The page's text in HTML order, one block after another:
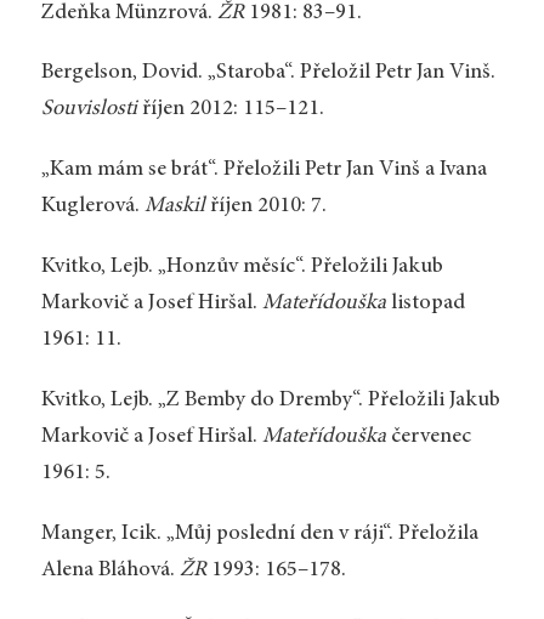
Zdeňka Münzrová. ŽR 1981: 83–91.
Bergelson, Dovid. „Staroba“. Přeložil Petr Jan Vinš.
Souvislostiříjen 2012: 115–121.
„Kam mám se brát“. Přeložili Petr Jan Vinš a Ivana
Kuglerová. Maskilříjen 2010: 7.
Kvitko, Lejb. „Honzův měsíc“. Přeložili Jakub
Markovič a Josef Hiršal. Mateřídouška listopad
1961: 11.
Kvitko, Lejb. „Z Bemby do Dremby“. Přeložili Jakub
Markovič a Josef Hiršal. Mateřídouškačervenec
1961: 5.
Manger, Icik. „Můj poslední den v ráji“. Přeložila
Alena Bláhová. ŽR 1993: 165–178.